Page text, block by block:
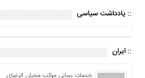
:: یادداشت سیاسی
:: ایران
خدمات رسانی موکب محبان الرضای